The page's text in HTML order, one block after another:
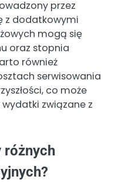
przez
z dodatkowymi
mogą się
oraz stopnia
również
serwisowania
co może
związane z
różnych